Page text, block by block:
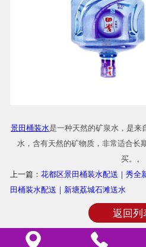
景田桶装水是一种天然的矿泉水，是来
水，含有天然的矿物质，非常适合长
买。。
上一篇： 花都区景田桶装水配送｜秀全
田桶装水配送｜新塘荔城石滩送水
返回列
 